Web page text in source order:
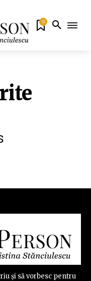
0
și să vorbesc pentru